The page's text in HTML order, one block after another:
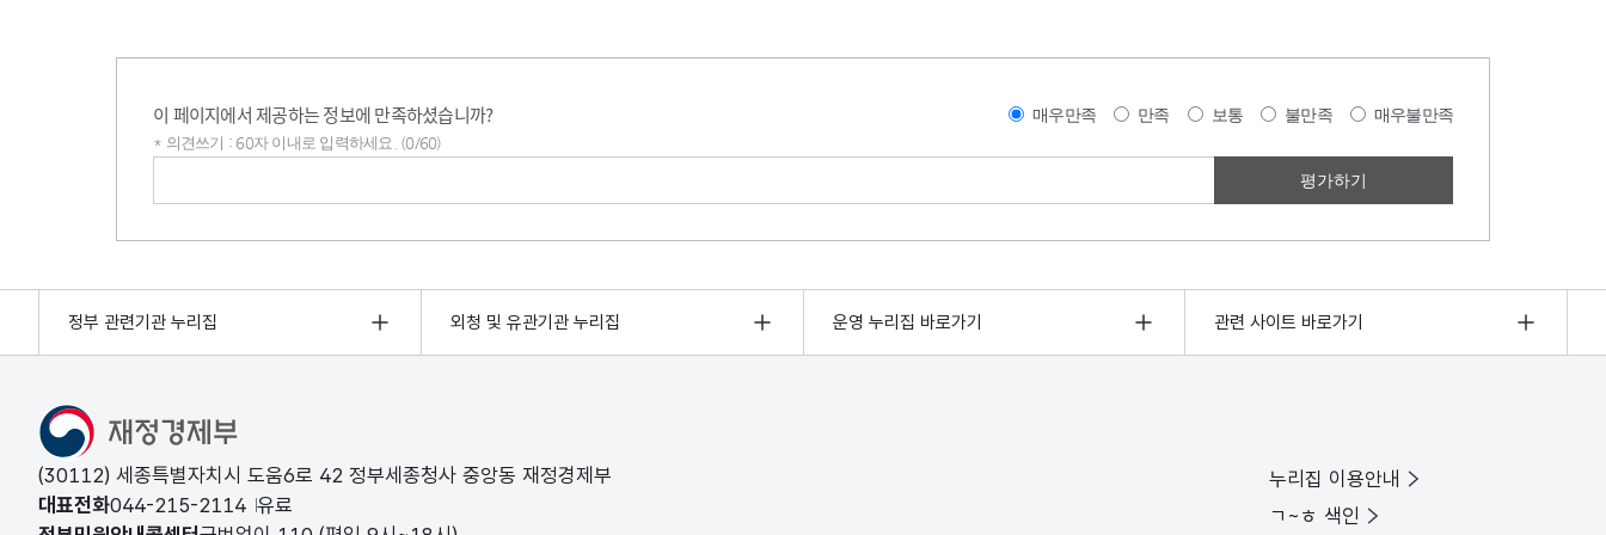
이 페이지에서 제공하는 정보에 만족하셨습니까? 매우만족 만족 보통 불만족 매우불만족
* 의견쓰기 : 60자 이내로 입력하세요. (0/60)
정부 관련기관 누리집 외청 및 유관기관 누리집 운영 누리집 바로가기 관련 사이트 바로가기
(30112) 세종특별자치시 도움6로 42 정부세종청사 중앙동 재정경제부
대표전화044-215-2114 유료
누리집 이용안내
ㄱ~ㅎ 색인